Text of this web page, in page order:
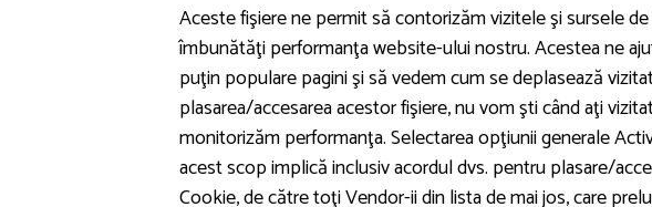
Aceste fişiere ne permit să contorizăm vizitele şi sursele
îmbunătăţi performanţa website-ului nostru. Acestea ne
puţin populare pagini şi să vedem cum se deplasează
plasarea/accesarea acestor fişiere, nu vom şti când aţi
monitorizăm performanţa. Selectarea opţiunii generale
acest scop implică inclusiv acordul dvs. pentru plasare/
Cookie, de către toţi Vendor-ii din lista de mai jos, care